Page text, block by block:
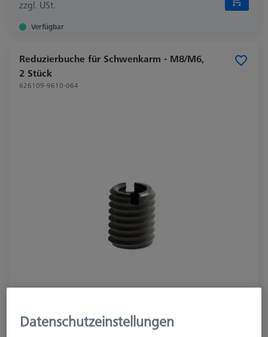
zzgl. USt.
Verfügbar
Reduzierbuche für Schwenkarm - M8/M6,
2 Stück
626109-9610-064
Datenschutzeinstellungen